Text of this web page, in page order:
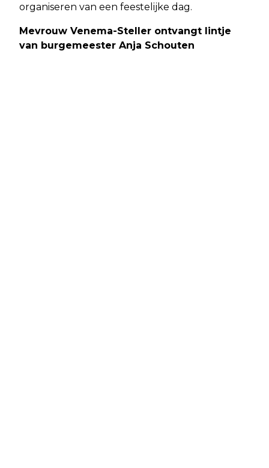
organiseren van een feestelijke dag.
Mevrouw Venema-Steller ontvangt lintje
van burgemeester Anja Schouten